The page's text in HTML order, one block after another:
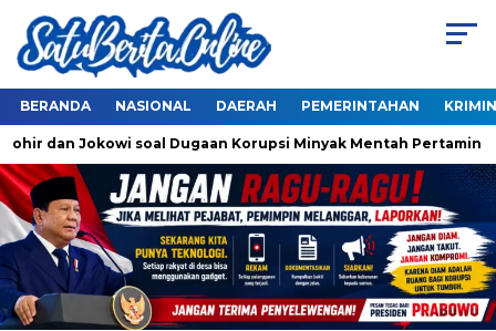
BERANDA NASIONAL DAERAH PEMERINTAHAN
dan Jokowi soal Dugaan Korupsi Minyak Mentah Pertamina